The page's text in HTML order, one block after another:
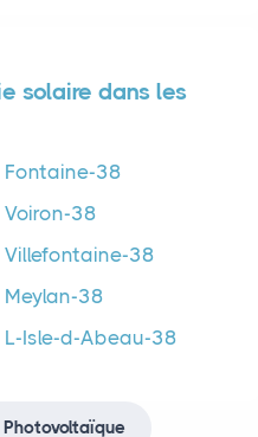
solaire dans les
Fontaine-38
Voiron-38
Villefontaine-38
38
L-Isle-d-Abeau-38
Photovoltaïque